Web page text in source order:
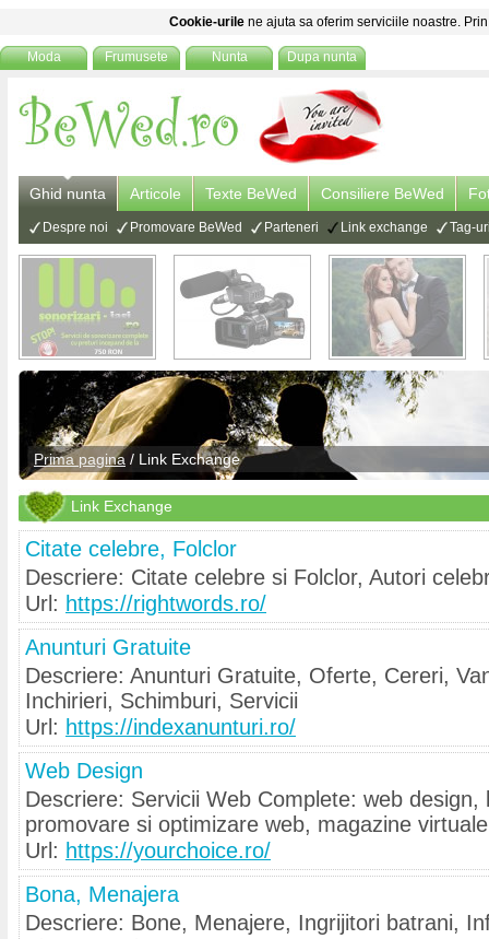
Cookie-urile ne ajuta sa oferim serviciile noastre.
Moda Frumusete Nunta Dupa nunta
Ghid nunta Articole Texte BeWed Consiliere BeWed
Despre noi Promovare BeWed Parteneri Link exchange Tag-
Prima pagina / Link Exchange
Link Exchange
Citate celebre, Folclor
Descriere: Citate celebre si Folclor, Autori
Url: https://rightwords.ro/
Anunturi Gratuite
Descriere: Anunturi Gratuite, Oferte, Cereri,
Inchirieri, Schimburi, Servicii
Url: https://indexanunturi.ro/
Web Design
Descriere: Servicii Web Complete: web
promovare si optimizare web, magazine
Url: https://yourchoice.ro/
Bona, Menajera
Descriere: Bone, Menajere, Ingrijitori batrani,